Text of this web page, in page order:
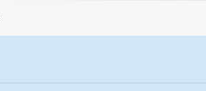
样过程机械化操作，没有人为误差，焦球形